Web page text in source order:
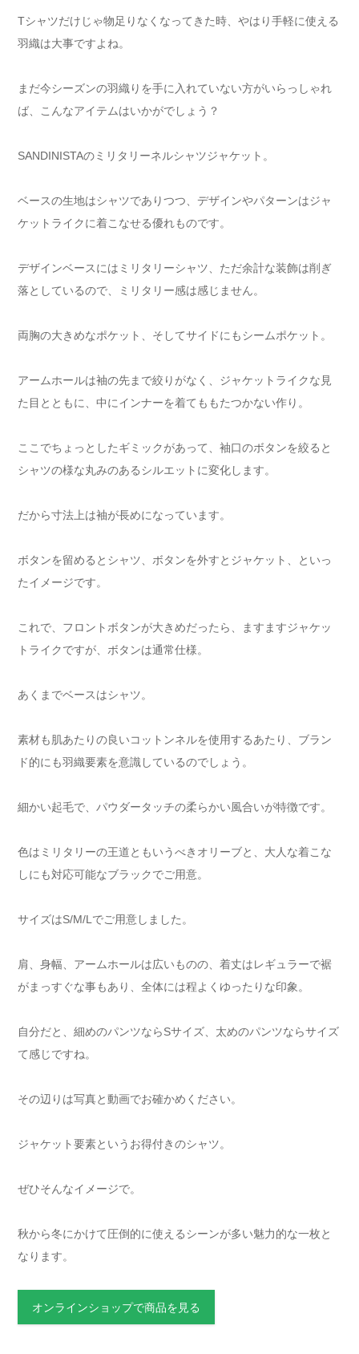
Tシャツだけじゃ物足りなくなってきた時、やはり手軽に使える
羽織は大事ですよね。
まだ今シーズンの羽織りを手に入れていない方がいらっしゃれ
ば、こんなアイテムはいかがでしょう？
SANDINISTAのミリタリーネルシャツジャケット。
ベースの生地はシャツでありつつ、デザインやパターンはジャ
ケットライクに着こなせる優れものです。
デザインベースにはミリタリーシャツ、ただ余計な装飾は削ぎ
落としているので、ミリタリー感は感じません。
両胸の大きめなポケット、そしてサイドにもシームポケット。
アームホールは袖の先まで絞りがなく、ジャケットライクな見
た目とともに、中にインナーを着てももたつかない作り。
ここでちょっとしたギミックがあって、袖口のボタンを絞ると
シャツの様な丸みのあるシルエットに変化します。
だから寸法上は袖が長めになっています。
ボタンを留めるとシャツ、ボタンを外すとジャケット、といっ
たイメージです。
これで、フロントボタンが大きめだったら、ますますジャケッ
トライクですが、ボタンは通常仕様。
あくまでベースはシャツ。
素材も肌あたりの良いコットンネルを使用するあたり、ブラン
ド的にも羽織要素を意識しているのでしょう。
細かい起毛で、パウダータッチの柔らかい風合いが特徴です。
色はミリタリーの王道ともいうべきオリーブと、大人な着こな
しにも対応可能なブラックでご用意。
サイズはS/M/Lでご用意しました。
肩、身幅、アームホールは広いものの、着丈はレギュラーで裾
がまっすぐな事もあり、全体には程よくゆったりな印象。
自分だと、細めのパンツならSサイズ、太めのパンツならサイズ
て感じですね。
その辺りは写真と動画でお確かめください。
ジャケット要素というお得付きのシャツ。
ぜひそんなイメージで。
秋から冬にかけて圧倒的に使えるシーンが多い魅力的な一枚と
なります。
オンラインショップで商品を見る